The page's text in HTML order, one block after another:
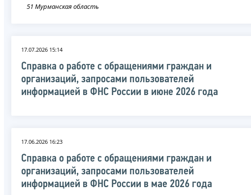
51 Мурманская область
17.07.2026 15:14
Справка о работе с обращениями граждан и
организаций, запросами пользователей
информацией в ФНС России в июне 2026 года
17.06.2026 16:23
Справка о работе с обращениями граждан и
организаций, запросами пользователей
информацией в ФНС России в мае 2026 года